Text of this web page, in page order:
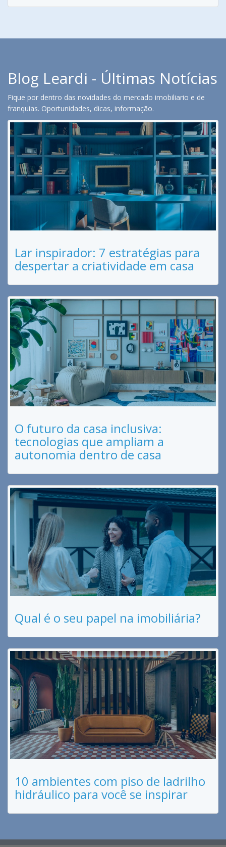
Blog Leardi - Últimas Notícias
Fique por dentro das novidades do mercado imobiliario e de
franquias. Oportunidades, dicas, informação.
Lar inspirador: 7 estratégias para
despertar a criatividade em casa
O futuro da casa inclusiva:
tecnologias que ampliam a
autonomia dentro de casa
Qual é o seu papel na imobiliária?
10 ambientes com piso de ladrilho
hidráulico para você se inspirar